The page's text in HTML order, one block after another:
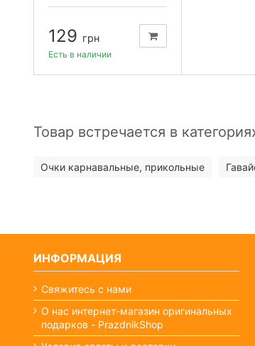
129 грн
Есть в наличии
Товар встречается в
Очки карнавальные, прикольные
ИНФОРМАЦИЯ
Свяжитесь с нами
О нас интернет-магазин оригинальных
подарков - PrazdnikShop